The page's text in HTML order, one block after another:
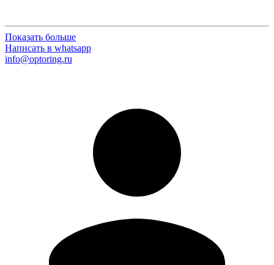
Показать больше
Написать в whatsapp
info@optoring.ru